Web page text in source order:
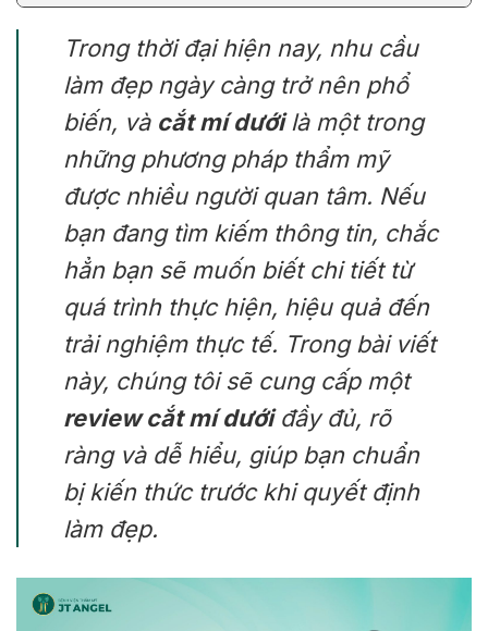
Trong thời đại hiện nay, nhu cầu
làm đẹp ngày càng trở nên phổ
biến, và cắt mí dướilà một trong
những phương pháp thẩm mỹ
được nhiều người quan tâm. Nếu
bạn đang tìm kiếm thông tin, chắc
hẳn bạn sẽ muốn biết chi tiết từ
quá trình thực hiện, hiệu quả đến
trải nghiệm thực tế. Trong bài viết
này, chúng tôi sẽ cung cấp một
review cắt mí dướiđầy đủ, rõ
ràng và dễ hiểu, giúp bạn chuẩn
bị kiến thức trước khi quyết định
làm đẹp.